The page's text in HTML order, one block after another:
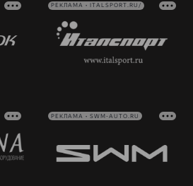
РЕКЛАМА • ITALSPORT.RU/
РЕКЛАМА • SWM-AUTO.RU